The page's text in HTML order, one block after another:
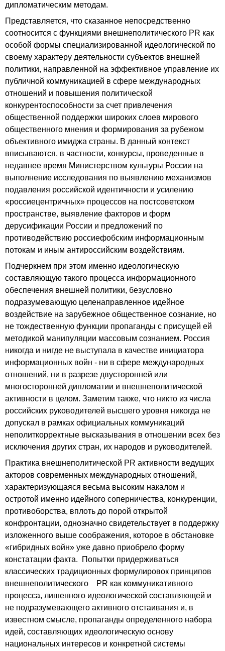
дипломатическим методам.
Представляется, что сказанное непосредственно
соотносится с функциями внешнеполитического PR как
особой формы специализированной идеологической по
своему характеру деятельности субъектов внешней
политики, направленной на эффективное управление их
публичной коммуникацией в сфере международных
отношений и повышения политической
конкурентоспособности за счет привлечения
общественной поддержки широких слоев мирового
общественного мнения и формирования за рубежом
объективного имиджа страны. В данный контекст
вписываются, в частности, конкурсы, проведенные в
недавнее время Министерством культуры России на
выполнение исследования по выявлению механизмов
подавления российской идентичности и усилению
«россиецентричных» процессов на постсоветском
пространстве, выявление факторов и форм
дерусификации России и предложений по
противодействию россиефобским информационным
потокам и иным антироссийским воздействиям.
Подчеркнем при этом именно идеологическую
составляющую такого процесса информационного
обеспечения внешней политики, безусловно
подразумевающую целенаправленное идейное
воздействие на зарубежное общественное сознание, но
не тождественную функции пропаганды с присущей ей
методикой манипуляции массовым сознанием. Россия
никогда и нигде не выступала в качестве инициатора
информационных войн - ни в сфере международных
отношений, ни в разрезе двусторонней или
многосторонней дипломатии и внешнеполитической
активности в целом. Заметим также, что никто из числа
российских руководителей высшего уровня никогда не
допускал в рамках официальных коммуникаций
неполиткорректные высказывания в отношении всех без
исключения других стран, их народов и руководителей.
Практика внешнеполитической PR активности ведущих
акторов современных международных отношений,
характеризующаяся весьма высоким накалом и
остротой именно идейного соперничества, конкуренции,
противоборства, вплоть до порой открытой
конфронтации, однозначно свидетельствует в поддержку
изложенного выше соображения, которое в обстановке
«гибридных войн» уже давно приобрело форму
констатации факта. Попытки придерживаться
классических традиционных формулировок принципов
внешнеполитического PR как коммуникативного
процесса, лишенного идеологической составляющей и
не подразумевающего активного отстаивания и, в
известном смысле, пропаганды определенного набора
идей, составляющих идеологическую основу
национальных интересов и конкретной системы